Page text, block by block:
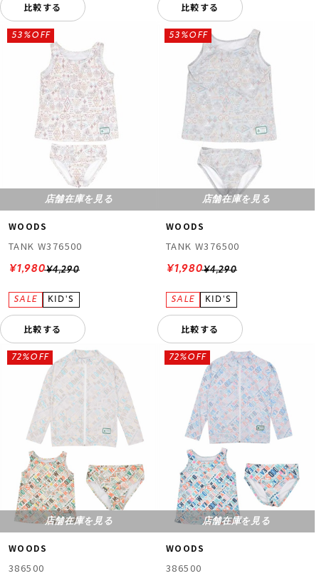
比較する 比較する
店舗在庫を見る
WOODS
TANK W376500
¥4,290
53%OFF
¥1,980
比較する
店舗在庫を見る
WOODS
TANK W376500
¥4,290
53%OFF
¥1,980
比較する
店舗在庫を見る
WOODS
386500
72%OFF
店舗在庫を見る
WOODS
386500
72%OFF